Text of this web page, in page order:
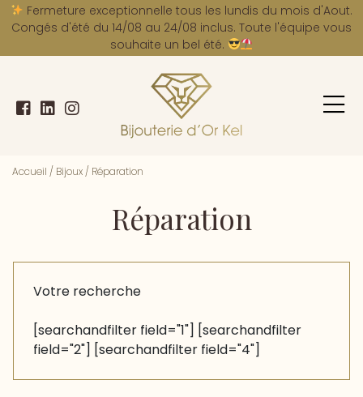
Fermeture exceptionnelle tous les lundis du mois d'Aout.
Congés d'été du 14/08 au 24/08 inclus. Toute l'équipe vous
souhaite un bel été.
Accueil / Bijoux / Réparation
Réparation
Votre recherche
[searchandfilter field="1"] [searchandfilter
field="2"] [searchandfilter field="4"]